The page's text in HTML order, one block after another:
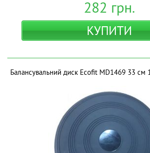
282 грн.
КУПИТИ
Балансувальний диск Ecofit MD1469 33 см